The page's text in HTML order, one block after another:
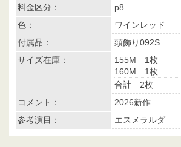
料金区分：
p8
色：
ワインレッド
付属品：
頭飾り092S
サイズ在庫：
155M 1枚
160M 1枚
合計 2枚
コメント：
2026新作
参考演目：
エスメラルダ